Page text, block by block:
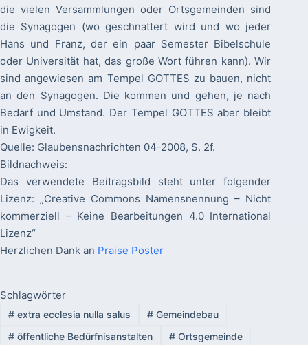
die vielen Versammlungen oder Ortsgemeinden sind
die Synagogen (wo geschnattert wird und wo jeder
Hans und Franz, der ein paar Semester Bibelschule
oder Universität hat, das große Wort führen kann). Wir
sind angewiesen am Tempel GOTTES zu bauen, nicht
an den Synagogen. Die kommen und gehen, je nach
Bedarf und Umstand. Der Tempel GOTTES aber bleibt
in Ewigkeit.
Quelle: Glaubensnachrichten 04-2008, S. 2f.
Bildnachweis:
Das verwendete Beitragsbild steht unter folgender
Lizenz: „Creative Commons Namensnennung – Nicht
kommerziell – Keine Bearbeitungen 4.0 International
Lizenz“
Herzlichen Dank an Praise Poster
Schlagwörter
#extra ecclesia nulla salus #Gemeindebau
#öffentliche Bedürfnisanstalten #Ortsgemeinde